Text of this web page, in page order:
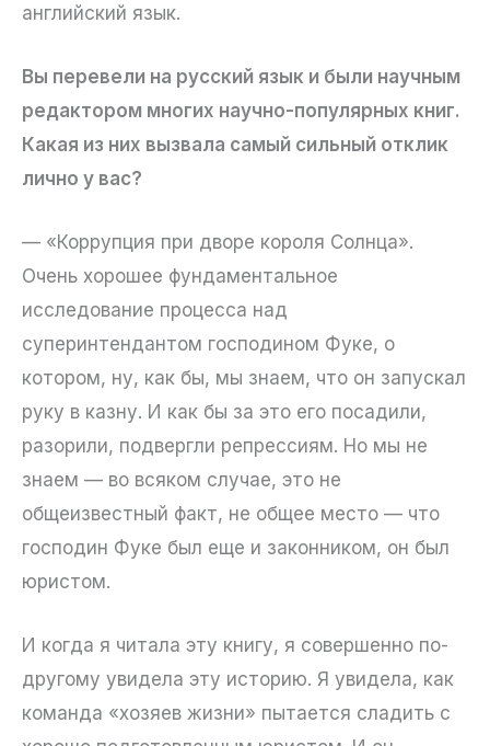
английский язык.
Вы перевели на русский язык и были научным
редактором многих научно-популярных книг.
Какая из них вызвала самый сильный отклик
лично у вас?
— «Коррупция при дворе короля Солнца».
Очень хорошее фундаментальное
исследование процесса над
суперинтендантом господином Фуке, о
котором, ну, как бы, мы знаем, что он запускал
руку в казну. И как бы за это его посадили,
разорили, подвергли репрессиям. Но мы не
знаем — во всяком случае, это не
общеизвестный факт, не общее место — что
господин Фуке был еще и законником, он был
юристом.
И когда я читала эту книгу, я совершенно по-
другому увидела эту историю. Я увидела, как
команда «хозяев жизни» пытается сладить с